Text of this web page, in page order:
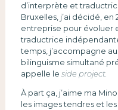
d’interprète et
Bruxelles, j’ai décidé,
entreprise pour évoluer
traductrice
temps, j’accompagne
bilinguisme simultané
appelle le side project.
À part ça, j’aime ma
les images tendres et